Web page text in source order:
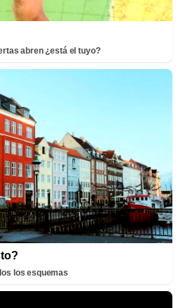
abren ¿está el tuyo?
los esquemas